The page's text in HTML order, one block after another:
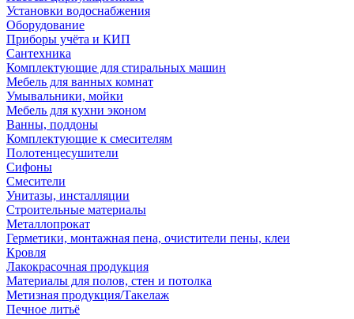
Установки водоснабжения
Оборудование
Приборы учёта и КИП
Сантехника
Комплектующие для стиральных машин
Мебель для ванных комнат
Умывальники, мойки
Мебель для кухни эконом
Ванны, поддоны
Комплектующие к смесителям
Полотенцесушители
Сифоны
Смесители
Унитазы, инсталляции
Строительные материалы
Металлопрокат
Герметики, монтажная пена, очистители пены, клеи
Кровля
Лакокрасочная продукция
Материалы для полов, стен и потолка
Метизная продукция/Такелаж
Печное литьё